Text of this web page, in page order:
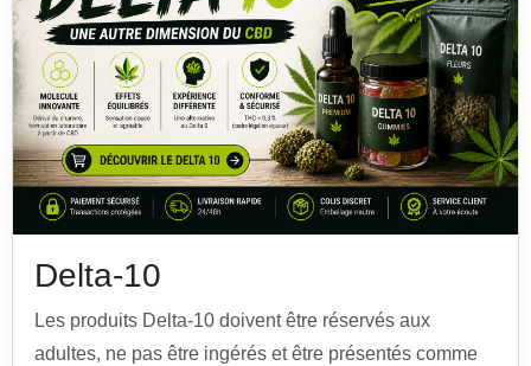
Delta-10
Les produits Delta-10 doivent être réservés aux
adultes, ne pas être ingérés et être présentés comme